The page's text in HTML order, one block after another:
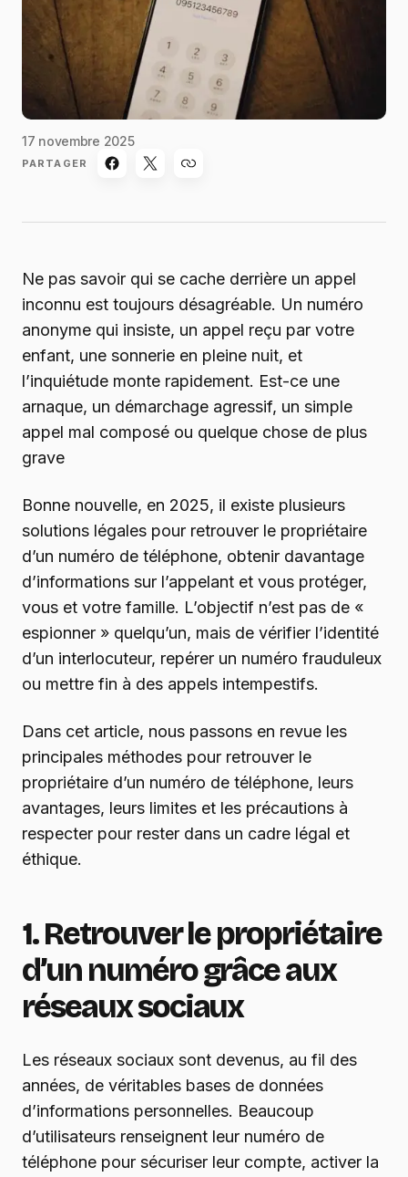
17 novembre 2025
PARTAGER
Ne pas savoir qui se cache derrière un appel
inconnu est toujours désagréable. Un numéro
anonyme qui insiste, un appel reçu par votre
enfant, une sonnerie en pleine nuit, et
l’inquiétude monte rapidement. Est-ce une
arnaque, un démarchage agressif, un simple
appel mal composé ou quelque chose de plus
grave
Bonne nouvelle, en 2025, il existe plusieurs
solutions légales pour retrouver le propriétaire
d’un numéro de téléphone, obtenir davantage
d’informations sur l’appelant et vous protéger,
vous et votre famille. L’objectif n’est pas de «
espionner » quelqu’un, mais de vérifier l’identité
d’un interlocuteur, repérer un numéro frauduleux
ou mettre fin à des appels intempestifs.
Dans cet article, nous passons en revue les
principales méthodes pour retrouver le
propriétaire d’un numéro de téléphone, leurs
avantages, leurs limites et les précautions à
respecter pour rester dans un cadre légal et
éthique.
1. Retrouver le propriétaire
d’un numéro grâce aux
réseaux sociaux
Les réseaux sociaux sont devenus, au fil des
années, de véritables bases de données
d’informations personnelles. Beaucoup
d’utilisateurs renseignent leur numéro de
téléphone pour sécuriser leur compte, activer la